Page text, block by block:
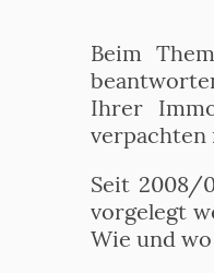
Beim
Ihrer
verpachten
Seit 2008/
vorgelegt
Wie und